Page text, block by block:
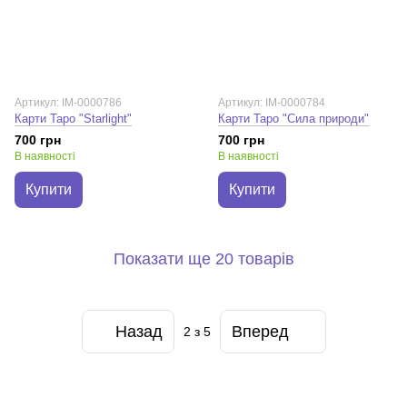
Артикул: IM-0000786
Карти Таро "Starlight"
700 грн
В наявності
Купити
Артикул: IM-0000784
Карти Таро "Сила природи"
700 грн
В наявності
Купити
Показати ще 20 товарів
Назад 2 з 5 Вперед